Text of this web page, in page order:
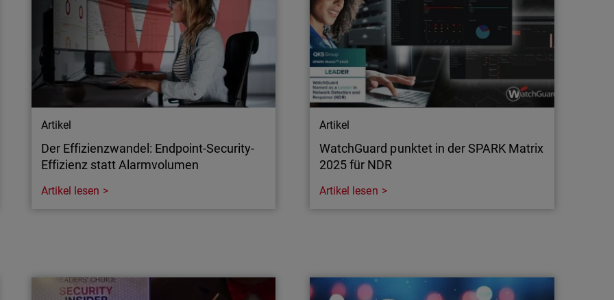
Artikel
Der Effizienzwandel: Endpoint-Security-
Effizienz statt Alarmvolumen
Zu viele Warnmeldungen verursachen
Artikel lesen
Artikel
WatchGuard punktet in der SPARK Matrix
2025 für NDR
WatchGuard wurde als führendes
Artikel lesen